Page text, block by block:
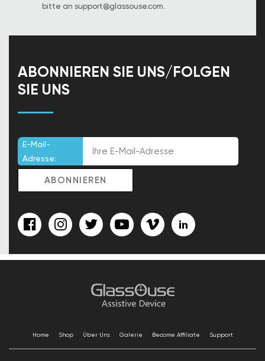
bitte an support@glassouse.com.
ABONNIEREN SIE UNS/FOLGEN
SIE UNS
E-Mail-
Adresse:
Home Shop Über Uns Galerie Become Affiliate Support